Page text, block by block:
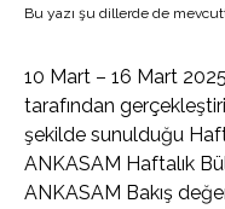
Bu yazı şu dillerde de
10 Mart – 16 Mart
tarafından
şekilde sunulduğu
ANKASAM Haftalık
ANKASAM Bakış